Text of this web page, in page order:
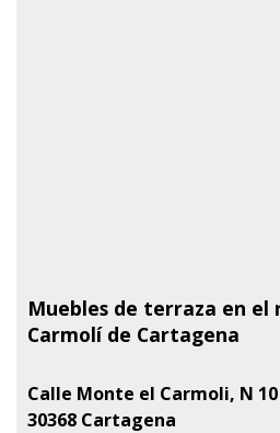
Muebles de terraza en
Carmolí de Cartagena
Calle Monte el Carmoli, N 10
30368 Cartagena